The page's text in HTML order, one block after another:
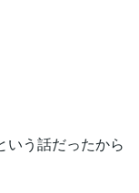
いう話だったから